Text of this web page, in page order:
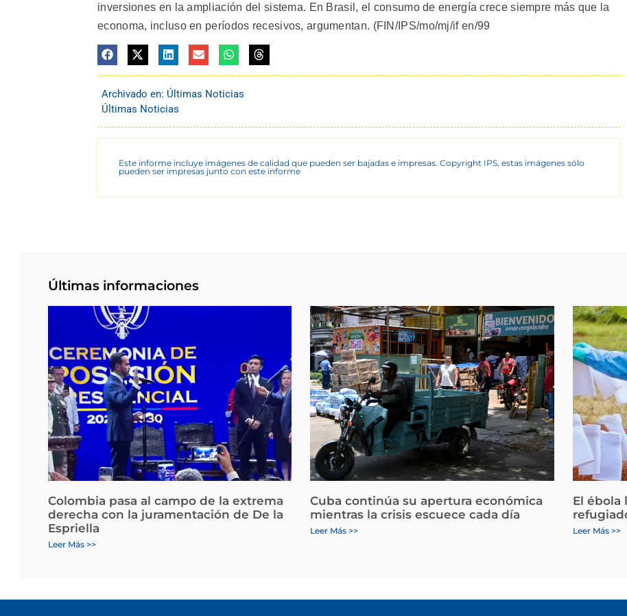
inversiones en la ampliación del sistema. En Brasil, el consumo de energía crece siempre más que la
economa, incluso en períodos recesivos, argumentan. (FIN/IPS/mo/mj/if en/99
Archivado en: Últimas Noticias
Últimas Noticias
Este informe incluye imágenes de calidad que pueden ser bajadas e impresas. Copyright IPS, estas imágenes sólo
pueden ser impresas junto con este informe
Últimas informaciones
Colombia pasa al campo de la extrema
derecha con la juramentación de De la
Espriella
Leer Más >>
Cuba continúa su apertura económica
mientras la crisis escuece cada día
Leer Más >>
El ébola
Leer Más >>